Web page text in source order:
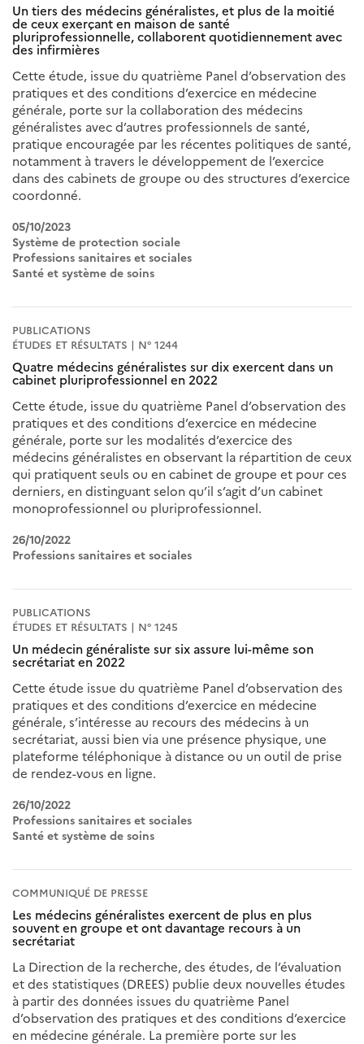
Un tiers des médecins généralistes, et plus de la moitié
de ceux exerçant en maison de santé
pluriprofessionnelle, collaborent quotidiennement avec
des infirmières
Cette étude, issue du quatrième Panel d’observation des
pratiques et des conditions d’exercice en médecine
générale, porte sur la collaboration des médecins
généralistes avec d’autres professionnels de santé,
pratique encouragée par les récentes politiques de santé,
notamment à travers le développement de l’exercice
dans des cabinets de groupe ou des structures d’exercice
coordonné.
05/10/2023
Système de protection sociale
Professions sanitaires et sociales
Santé et système de soins
PUBLICATIONS
ÉTUDES ET RÉSULTATS | N° 1244
Quatre médecins généralistes sur dix exercent dans un
cabinet pluriprofessionnel en 2022
Cette étude, issue du quatrième Panel d’observation des
pratiques et des conditions d’exercice en médecine
générale, porte sur les modalités d’exercice des
médecins généralistes en observant la répartition de ceux
qui pratiquent seuls ou en cabinet de groupe et pour ces
derniers, en distinguant selon qu’il s’agit d’un cabinet
monoprofessionnel ou pluriprofessionnel.
26/10/2022
Professions sanitaires et sociales
PUBLICATIONS
ÉTUDES ET RÉSULTATS | N° 1245
Un médecin généraliste sur six assure lui-même son
secrétariat en 2022
Cette étude issue du quatrième Panel d’observation des
pratiques et des conditions d’exercice en médecine
générale, s’intéresse au recours des médecins à un
secrétariat, aussi bien via une présence physique, une
plateforme téléphonique à distance ou un outil de prise
de rendez-vous en ligne.
26/10/2022
Professions sanitaires et sociales
Santé et système de soins
COMMUNIQUÉ DE PRESSE
Les médecins généralistes exercent de plus en plus
souvent en groupe et ont davantage recours à un
secrétariat
La Direction de la recherche, des études, de l’évaluation
et des statistiques (DREES) publie deux nouvelles études
à partir des données issues du quatrième Panel
d’observation des pratiques et des conditions d’exercice
en médecine générale. La première porte sur les